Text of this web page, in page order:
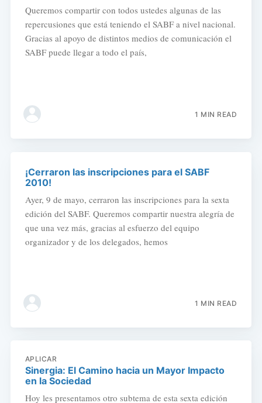
Queremos compartir con todos ustedes algunas de las
repercusiones que está teniendo el SABF a nivel nacional.
Gracias al apoyo de distintos medios de comunicación el
SABF puede llegar a todo el país,
1 MIN READ
¡Cerraron las inscripciones para el SABF
2010!
Ayer, 9 de mayo, cerraron las inscripciones para la sexta
edición del SABF. Queremos compartir nuestra alegría de
que una vez más, gracias al esfuerzo del equipo
organizador y de los delegados, hemos
1 MIN READ
APLICAR
Sinergia: El Camino hacia un Mayor Impacto
en la Sociedad
Hoy les presentamos otro subtema de esta sexta edición